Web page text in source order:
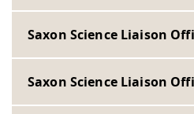
Saxon Science Liaison
Saxon Science Liaison